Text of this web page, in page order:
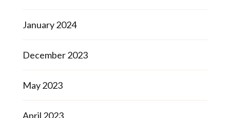
January 2024
December 2023
May 2023
April 2023